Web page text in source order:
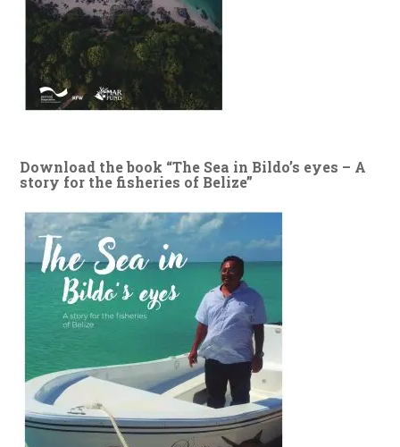
Download the book “The Sea in Bildo’s eyes – A
story for the fisheries of Belize”